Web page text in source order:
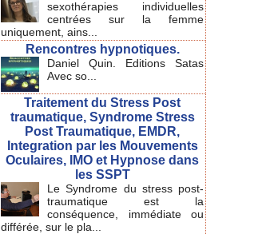
sexothérapies individuelles
centrées sur la femme
uniquement, ains...
Rencontres hypnotiques.
Daniel Quin. Editions Satas
Avec so...
Traitement du Stress Post
traumatique, Syndrome Stress
Post Traumatique, EMDR,
Integration par les Mouvements
Oculaires, IMO et Hypnose dans
les SSPT
Le Syndrome du stress post-
traumatique est la
conséquence, immédiate ou
différée, sur le pla...